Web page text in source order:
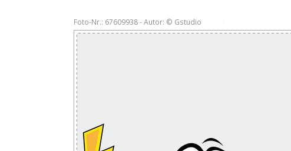
Foto-Nr.: 67609938 - Autor: © Gstudio